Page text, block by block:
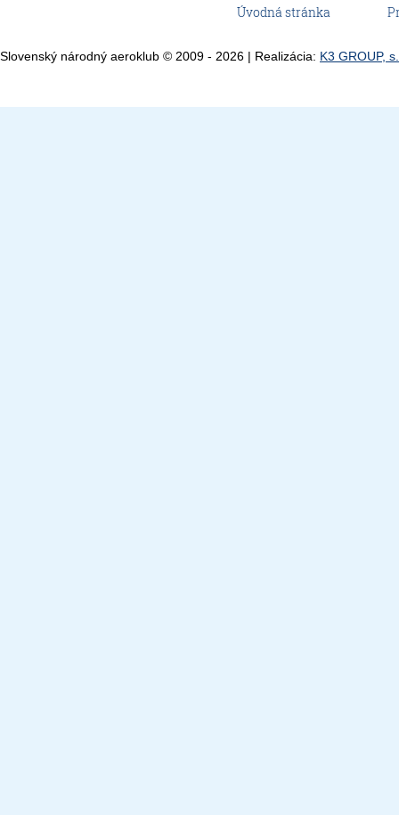
Úvodná stránka
Slovenský národný aeroklub © 2009 - 2026 | Realizácia: K3 GROUP,
cookies na zobrazenie relevantnej reklamy.Veľmi by nám pomohlo,
Nastavenie Len potrebné Prijať všetko